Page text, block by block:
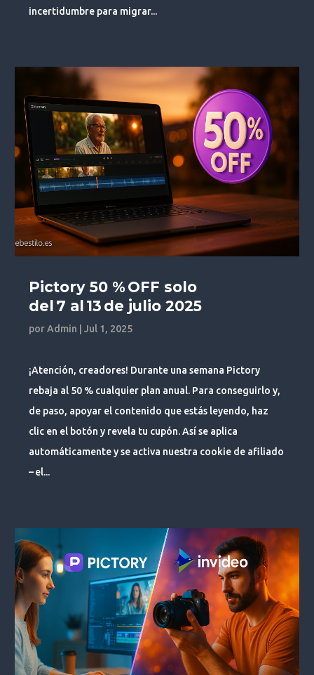
incertidumbre para migrar...
Pictory 50 % OFF solo
del 7 al 13 de julio 2025
porAdmin |Jul 1, 2025
¡Atención, creadores! Durante una semana Pictory
rebaja al 50 % cualquier plan anual. Para conseguirlo y,
de paso, apoyar el contenido que estás leyendo, haz
clic en el botón y revela tu cupón. Así se aplica
automáticamente y se activa nuestra cookie de afiliado
– el...